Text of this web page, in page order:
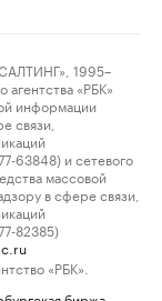
1995–
«РБК»
информации
связи,
63848) и сетевого
массовой
в сфере связи,
82385)
«РБК».